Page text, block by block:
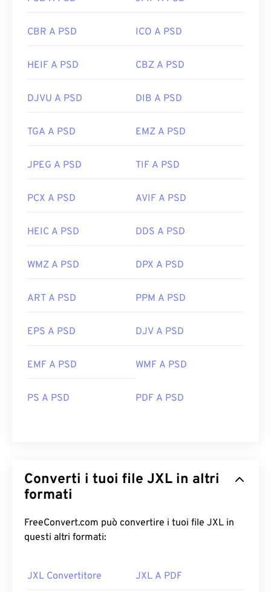
CBR A PSD ICO A PSD
HEIF A PSD CBZ A PSD
DJVU A PSD DIB A PSD
TGA A PSD EMZ A PSD
JPEG A PSD TIF A PSD
PCX A PSD AVIF A PSD
HEIC A PSD DDS A PSD
WMZ A PSD DPX A PSD
ART A PSD PPM A PSD
EPS A PSD DJV A PSD
EMF A PSD WMF A PSD
PS A PSD PDF A PSD
Converti i tuoi file JXL in altri
formati
FreeConvert.com può convertire i tuoi file JXL in
questi altri formati:
JXL Convertitore JXL A PDF